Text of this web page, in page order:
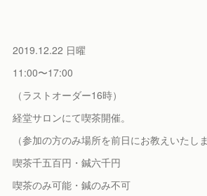
2019.12.22 日曜
11:00〜17:00
（ラストオーダー16時）
経堂サロンにて喫茶開催。
（参加の方のみ場所を前日にお教えいたし
喫茶千五百円・鍼六千円
喫茶のみ可能・鍼のみ不可